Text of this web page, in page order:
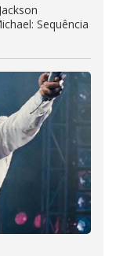
Sequência